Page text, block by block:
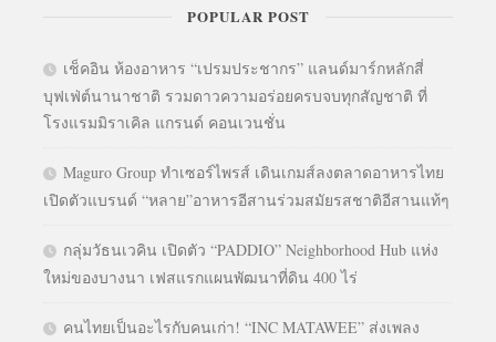
POPULAR POST
เช็คอิน ห้องอาหาร “เปรมประชากร” แลนด์มาร์กหลักสี่
บุฟเฟ่ต์นานาชาติ รวมดาวความอร่อยครบจบทุกสัญชาติ ที่
โรงแรมมิราเคิล แกรนด์ คอนเวนชั่น
Maguro Group ทำเซอร์ไพรส์ เดินเกมส์ลงตลาดอาหารไทย
เปิดตัวแบรนด์ “หลาย”อาหารอีสานร่วมสมัยรสชาติอีสานแท้ๆ
กลุ่มวัธนเวคิน เปิดตัว “PADDIO” Neighborhood Hub แห่ง
ใหม่ของบางนา เฟสแรกแผนพัฒนาที่ดิน 400 ไร่
คนไทยเป็นอะไรกับคนเก่า! “INC MATAWEE” ส่งเพลง